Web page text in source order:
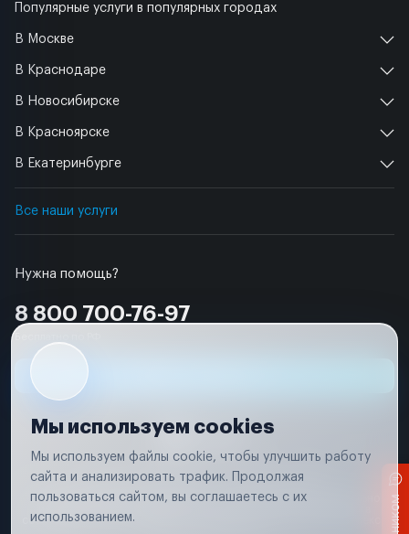
Нужна помощь?
8 800 700-76-97
Популярные услуги в популярных городах
В Москве
В Краснодаре
В Новосибирске
В Красноярске
В Екатеринбурге
Все наши услуги
Условия использования
Удаление аккаунта
Вся информация, представленная на сайте, носит исключительно
соответствии с положениями статьи 437 (п. 2) Гражданского кодекса
Мы используем cookies
Мы используем файлы cookie, чтобы улучшить работу
сайта и анализировать трафик. Продолжая
пользоваться сайтом, вы соглашаетесь с их
использованием.